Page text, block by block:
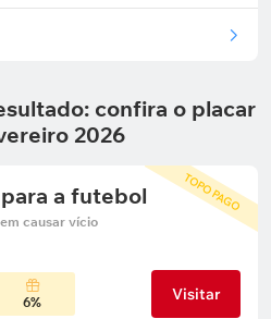
confira o placar
2026
TOPO PAGO
a futebol
causar vício
6% Visitar